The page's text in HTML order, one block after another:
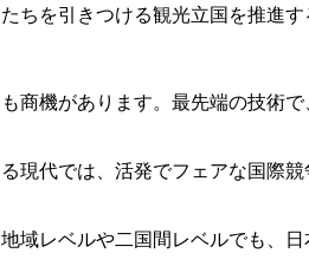
を引きつける観光立国を推進
機があります。最先端の技術
代では、活発でフェアな国際
レベルや二国間レベルでも、